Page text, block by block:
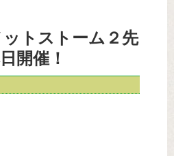
ットストーム２先
開催！